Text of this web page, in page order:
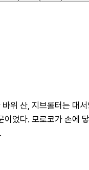
위 산, 지브롤터는 대
이었다. 모로코가 손에